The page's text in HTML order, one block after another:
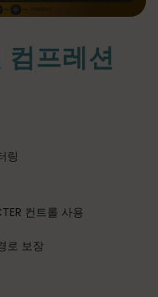
컴프레션
링
컨트롤 사용
로 보장